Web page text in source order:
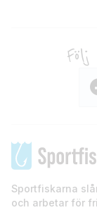
Sportfiskarna
och arbetar för